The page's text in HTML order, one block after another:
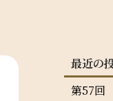
最近の
第57回